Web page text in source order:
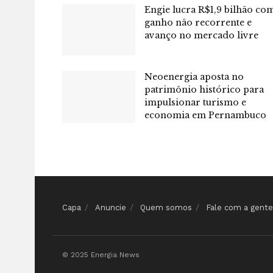
Engie lucra R$1,9 bilhão
ganho não recorrente e
avanço no mercado livre
Neoenergia aposta no
patrimônio histórico para
impulsionar turismo e
economia em Pernambuco
Capa Anuncie Quem somos Fale com a gente
© 2025 Energia News